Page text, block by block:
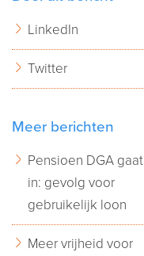
LinkedIn
Twitter
Meer berichten
Pensioen DGA gaat
in: gevolg voor
gebruikelijk loon
Meer vrijheid voor